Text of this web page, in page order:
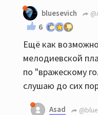
bluesevich
6
Ещё как
мелодиевской
по "вражескому
слушаю до сих
Asad